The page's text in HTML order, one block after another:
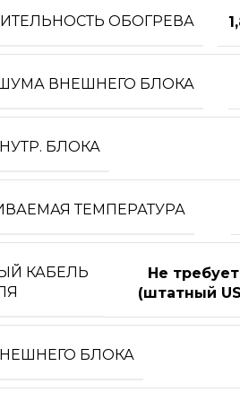
ОБОГРЕВА
ВНЕШНЕГО БЛОКА
БЛОКА
ТЕМПЕРАТУРА
КАБЕЛЬ
Не
(штатный
БЛОКА